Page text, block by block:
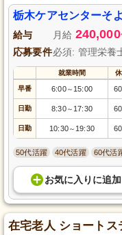
栃木ケアセンターそ
給与 月給 240,000
応募要件必須: 管理栄養
就業時間
早番 6:00～ 15:00
日勤 8:30～ 17:30
日勤 10:30～ 19:30
50代活躍 40代活躍 60代活
お気に入り に追加
在宅老人 ショートス